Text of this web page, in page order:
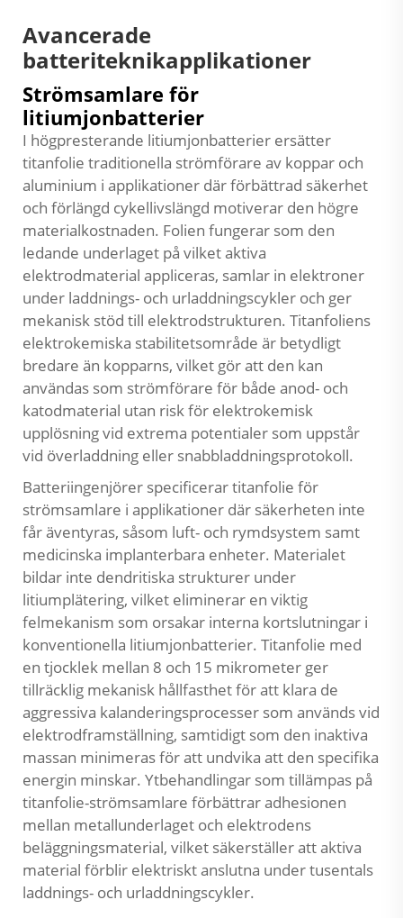
Avancerade
batteriteknikapplikationer
Strömsamlare för
litiumjonbatterier
I högpresterande litiumjonbatterier ersätter
titanfolie traditionella strömförare av koppar och
aluminium i applikationer där förbättrad säkerhet
och förlängd cykellivslängd motiverar den högre
materialkostnaden. Folien fungerar som den
ledande underlaget på vilket aktiva
elektrodmaterial appliceras, samlar in elektroner
under laddnings- och urladdningscykler och ger
mekanisk stöd till elektrodstrukturen. Titanfoliens
elektrokemiska stabilitetsområde är betydligt
bredare än kopparns, vilket gör att den kan
användas som strömförare för både anod- och
katodmaterial utan risk för elektrokemisk
upplösning vid extrema potentialer som uppstår
vid överladdning eller snabbladdningsprotokoll.
Batteriingenjörer specificerar titanfolie för
strömsamlare i applikationer där säkerheten inte
får äventyras, såsom luft- och rymdsystem samt
medicinska implanterbara enheter. Materialet
bildar inte dendritiska strukturer under
litiumplätering, vilket eliminerar en viktig
felmekanism som orsakar interna kortslutningar i
konventionella litiumjonbatterier. Titanfolie med
en tjocklek mellan 8 och 15 mikrometer ger
tillräcklig mekanisk hållfasthet för att klara de
aggressiva kalanderingsprocesser som används vid
elektrodframställning, samtidigt som den inaktiva
massan minimeras för att undvika att den specifika
energin minskar. Ytbehandlingar som tillämpas på
titanfolie-strömsamlare förbättrar adhesionen
mellan metallunderlaget och elektrodens
beläggningsmaterial, vilket säkerställer att aktiva
material förblir elektriskt anslutna under tusentals
laddnings- och urladdningscykler.